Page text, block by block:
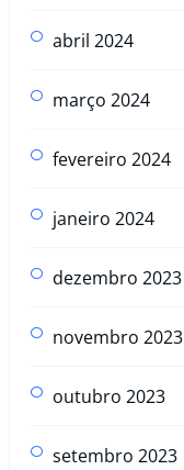
abril 2024
março 2024
fevereiro 2024
janeiro 2024
dezembro 2023
novembro 2023
outubro 2023
setembro 2023